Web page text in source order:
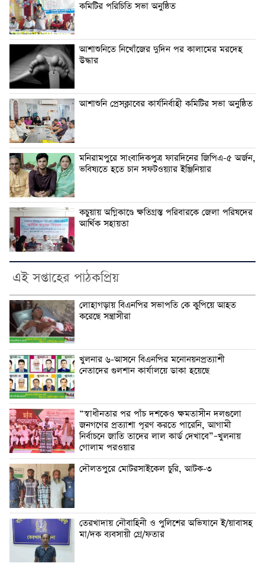
কমিটির পরিচিতি সভা অনুষ্ঠিত
আশাশুনিতে নিখোঁজের দুদিন পর কালামের মরদেহ
উদ্ধার
আশাশুনি প্রেসক্লাবের কার্যনির্বাহী কমিটির সভা অনুষ্ঠিত
মনিরামপুরে সাংবাদিকপুত্র ফারদিনের জিপিএ-৫ অর্জন,
ভবিষ্যতে হতে চান সফটওয়্যার ইঞ্জিনিয়ার
কচুয়ায় অগ্নিকাণ্ডে ক্ষতিগ্রস্ত পরিবারকে জেলা পরিষদের
আর্থিক সহায়তা
এই সপ্তাহের পাঠকপ্রিয়
লোহাগড়ায় বিএনপির সভাপতি কে কুপিয়ে আহত
করেছে সন্ত্রাসীরা
খুলনার ৬-আসনে বিএনপির মনোনয়নপ্রত্যাশী
নেতাদের গুলশান কার্যালয়ে ডাকা হয়েছে
“স্বাধীনতার পর পাঁচ দশকেও ক্ষমতাসীন দলগুলো
জনগণের প্রত্যাশা পূরণ করতে পারেনি, আগামী
নির্বাচনে জাতি তাদের লাল কার্ড দেখাবে”–খুলনায়
গোলাম পরওয়ার
দৌলতপুরে মোটরসাইকেল চুরি, আটক-৩
তেরখাদায় নৌবাহিনী ও পুলিশের অভিযানে ই/য়াবাসহ
মা/দক ব্যবসায়ী গ্রে/ফতার